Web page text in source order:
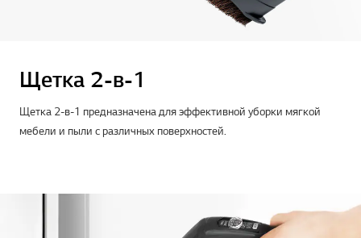
Щетка 2-в-1
Щетка 2-в-1 предназначена для эффективной уборки мягкой
мебели и пыли с различных поверхностей.